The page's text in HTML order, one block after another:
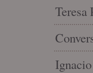
Teresa